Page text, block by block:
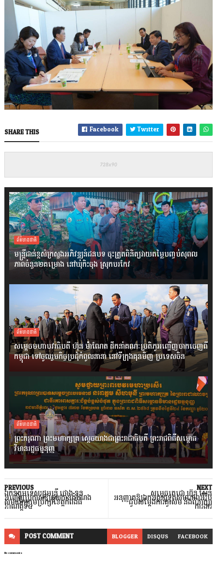
SHARE THIS Facebook Twitter
ព័ត៌មានជាតិ
មន្ត្រីជាន់ខ្ពស់ក្រសួងអភិវឌ្ឍន៍ជនបទ ចុះត្រួតពិនិត្យវាយតម្លៃបញ្ចប់សុពល
ភាពចំនួន២គម្រោង នៅឃុំកិះចុង ស្រុកបរកែវ
ព័ត៌មានជាតិ
សម្តេចមហាបវរធិបតី ហ៊ុន ម៉ាណែត ដឹកនាំគណៈប្រតិភូអញ្ជើញចាកចេញពី
កម្ពុជា ទៅចូលរួមកិច្ចប្រជុំកំពូលនានា នៅទីក្រុងគុនមិញ ប្រទេសចិន
ព័ត៌មានជាតិ
ព្រះករុណា ព្រះមហាក្សត្រ ស្តេចយាងជាព្រះរាជាធិបតី ព្រះរាជពិធីសម្ពោធ
វិមានរដ្ឋធម្មនុញ្ញ
NEXT
សម្តេចតេជោ ហ៊ុន សែន
អនុញ្ញាតឱ្យឯកអគ្គរដ្ឋទូតសហភាពអឺរ៉ុប
ជួបសម្តែងការគួរសម និងពិភាក្សា
ការងារ
PREVIOUS
ឯកឧត្តមទេសរដ្ឋមន្រ្តី ថោង ខុន
អញ្ជើញប្រកាសឱ្យចូលកាន់តំណែង
សមាជិកក្រុមប្រឹក្សាខេត្តកំពង់ធំ
អាណត្តិទី៤
POSTCOMMENT BLOGGER DISQUS FACEBOOK
No comments